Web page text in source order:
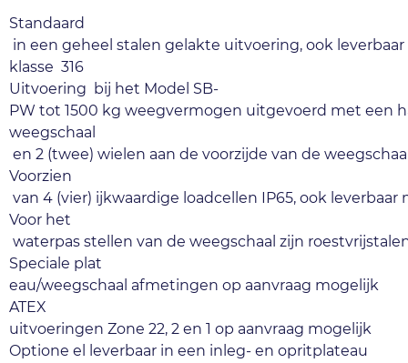
Standaard
in een geheel stalen gelakte uitvoering, ook
klasse  316
Uitvoering  bij het Model SB‐
PW tot 1500 kg weegvermogen uitgevoerd met een
weegschaal
en 2 (twee) wielen aan de voorzijde van de
Voorzien
van 4 (vier) ijkwaardige loadcellen IP65, ook
Voor het
waterpas stellen van de weegschaal zijn
Speciale plat
eau/weegschaal afmetingen op aanvraag mogelijk
ATEX
uitvoeringen Zone 22, 2 en 1 op aanvraag mogelijk
Optione el leverbaar in een inleg‐ en opritplateau